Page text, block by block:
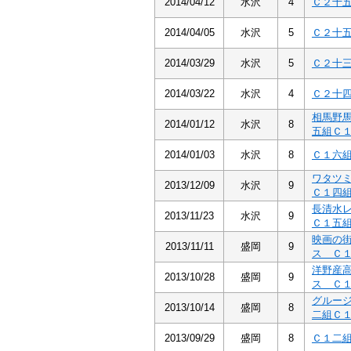
2014/04/05 水沢 5 Ｃ２十
2014/03/29 水沢 5 Ｃ２十
2014/03/22 水沢 4 Ｃ２十
2014/01/12 水沢 8
相馬野
五組Ｃ
2014/01/03
水沢 8 Ｃ１六
2013/12/09 水沢 9
ワタツ
Ｃ１四
2013/11/23
水沢 9
長清水
Ｃ１
2013/11/11
盛岡 9
映画の
ス Ｃ
2013/10/28
盛岡 9
洋野産
ス Ｃ
2013/10/14
盛岡 8
グルー
二組Ｃ
2013/09/29
盛岡 8 Ｃ１二